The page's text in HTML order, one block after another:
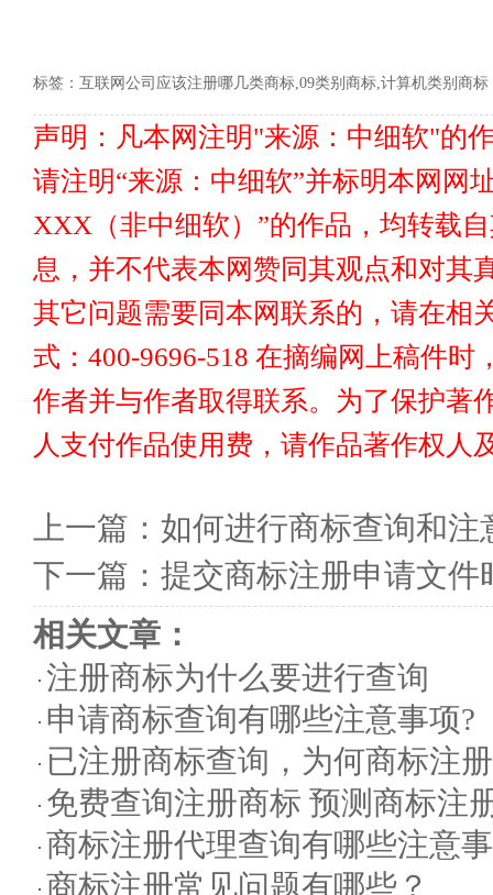
标签： 互联网公司应该注册哪几类商标,09类别商标,计算机类别商标
声明：凡本网注明"来源：中细软"的
请注明“来源：中细软”并标明本网网
XXX（非中细软）”的作品，均转载
息，并不代表本网赞同其观点和对其
其它问题需要同本网联系的，请在相
式：400-9696-518 在摘编网上稿件
作者并与作者取得联系。为了保护著
人支付作品使用费，请作品著作权人
上一篇： 如何进行商标查询和注
下一篇： 提交商标注册申请文件
相关文章：
注册商标为什么要进行查询
申请商标查询有哪些注意事项?
已注册商标查询，为何商标注
免费查询注册商标 预测商标注
商标注册代理查询有哪些注意
商标注册常见问题有哪些？